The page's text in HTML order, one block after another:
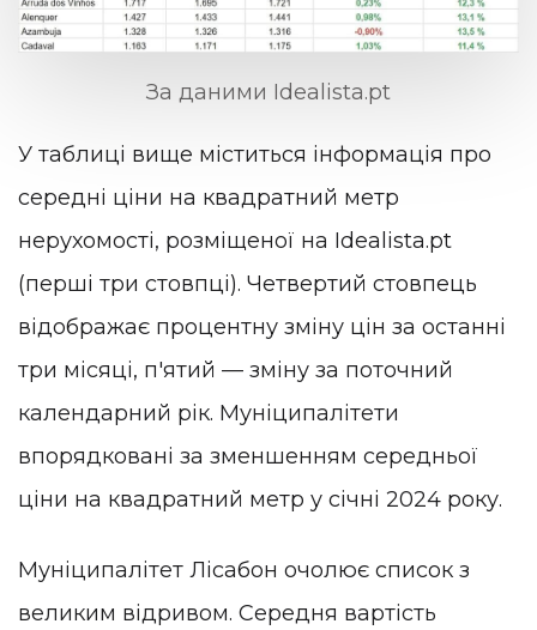
За даними Idealista.pt
У таблиці вище міститься інформація про
середні ціни на квадратний метр
нерухомості, розміщеної на Idealista.pt
(перші три стовпці). Четвертий стовпець
відображає процентну зміну цін за останні
три місяці, п'ятий — зміну за поточний
календарний рік. Муніципалітети
впорядковані за зменшенням середньої
ціни на квадратний метр у січні 2024 року.
Муніципалітет Лісабон очолює список з
великим відривом. Середня вартість